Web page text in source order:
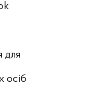
для
осіб